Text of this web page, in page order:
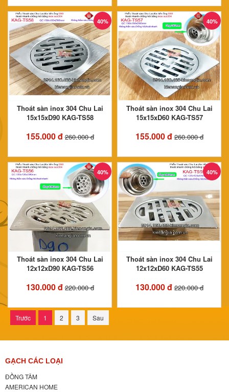
40%
Thoát sàn inox 304 Chu Lai
15x15xD90 KAG-TS58
155.000 đ 260.000 đ
40%
Thoát sàn inox 304 Chu Lai
15x15xD60 KAG-TS57
155.000 đ 260.000 đ
40%
Thoát sàn inox 304 Chu Lai
12x12xD90 KAG-TS56
130.000 đ 220.000 đ
40%
Thoát sàn inox 304 Chu Lai
12x12xD60 KAG-TS55
130.000 đ 220.000 đ
Trước 1 2 3 Sau
GẠCH CÁC LOẠI
ĐỒNG TÂM
AMERICAN HOME